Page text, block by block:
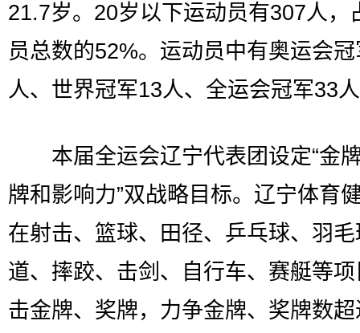
21.7岁。20岁以下运动员有307人，
员总数的52%。运动员中有奥运会
人、世界冠军13人、全运会冠军33
本届全运会辽宁代表团设定“金
牌和影响力”双战略目标。辽宁体育
在射击、篮球、田径、乒乓球、羽
道、摔跤、击剑、自行车、赛艇等
击金牌、奖牌，力争金牌、奖牌数